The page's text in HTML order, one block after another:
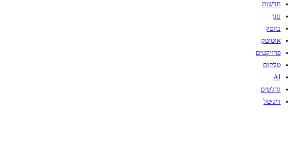
חדשות
ענן
ביוטק
אוטוטק
פרויקטים
טלקום
AI
גדג'טים
דיגיטל